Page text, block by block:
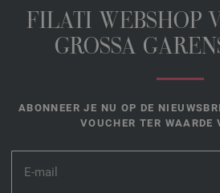
FILATI WEBSHOP
GROSSA
ABONNEER JE NU OP DE
VOUCHER TER